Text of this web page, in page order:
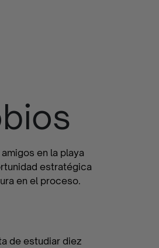
en la playa
estratégica
en el proceso.
de estudiar diez